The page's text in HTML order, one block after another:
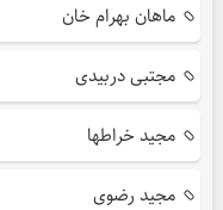
ماهان بهرام خان
مجتبی دربیدی
مجید خراطها
مجید رضوی